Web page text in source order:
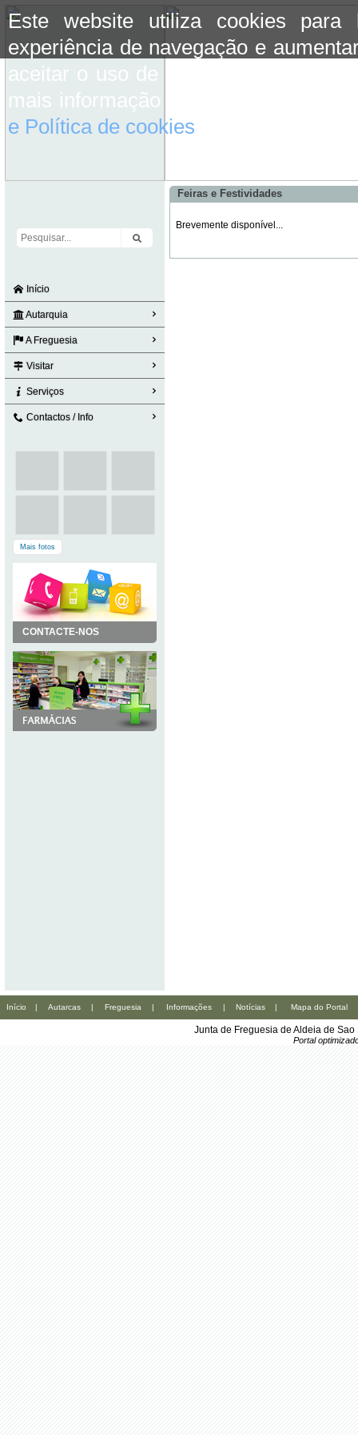
Este website utiliza cookies para
experiência de navegação e
aceitar o uso de cookies basta
mais informação consulte a
e Política de cookies
Início
Autarquia
A Freguesia
Visitar
Serviços
Contactos / Info
Mais fotos
CONTACTE-NOS
Feiras e Festividades
Brevemente disponível...
Início | Autarcas | Freguesia | Informações | Notícias | Mapa do Portal
Junta de Freguesia de Aldeia de
Portal